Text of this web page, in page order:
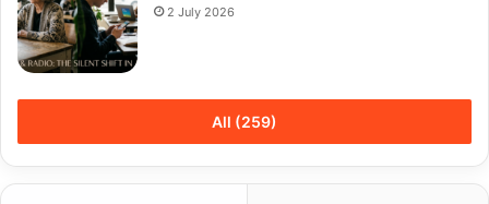
2 July 2026
All (259)